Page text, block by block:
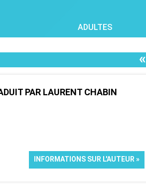
ADULTES
«
PAR LAURENT CHABIN
INFORMATIONS SUR L'AUTEUR »